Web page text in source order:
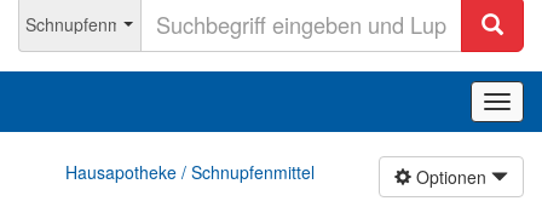
ein-/
Optionen
Hausapotheke / Schnupfenmittel